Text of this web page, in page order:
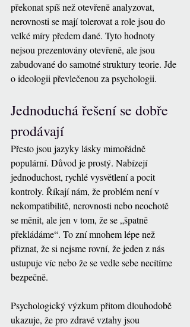
překonat spíš než otevřeně analyzovat,
nerovnosti se mají tolerovat a role jsou do
velké míry předem dané. Tyto hodnoty
nejsou prezentovány otevřeně, ale jsou
zabudované do samotné struktury teorie. Jde
o ideologii převlečenou za psychologii.
Jednoduchá řešení se dobře
prodávají
Přesto jsou jazyky lásky mimořádně
populární. Důvod je prostý. Nabízejí
jednoduchost, rychlé vysvětlení a pocit
kontroly. Říkají nám, že problém není v
nekompatibilitě, nerovnosti nebo neochotě
se měnit, ale jen v tom, že se „špatně
překládáme“. To zní mnohem lépe než
přiznat, že si nejsme rovní, že jeden z nás
ustupuje víc nebo že se vedle sebe necítíme
bezpečně.
Psychologický výzkum přitom dlouhodobě
ukazuje, že pro zdravé vztahy jsou